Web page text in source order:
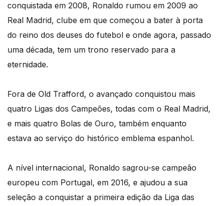
conquistada em 2008, Ronaldo rumou em 2009 ao
Real Madrid, clube em que começou a bater à porta
do reino dos deuses do futebol e onde agora, passado
uma década, tem um trono reservado para a
eternidade.
Fora de Old Trafford, o avançado conquistou mais
quatro Ligas dos Campeões, todas com o Real Madrid,
e mais quatro Bolas de Ouro, também enquanto
estava ao serviço do histórico emblema espanhol.
A nível internacional, Ronaldo sagrou-se campeão
europeu com Portugal, em 2016, e ajudou a sua
seleção a conquistar a primeira edição da Liga das